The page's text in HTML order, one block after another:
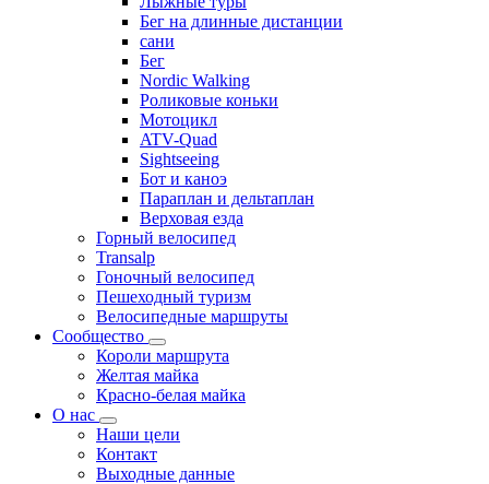
Бег на длинные дистанции
сани
Бег
Nordic Walking
Роликовые коньки
Мотоцикл
ATV-Quad
Sightseeing
Бот и каноэ
Параплан и дельтаплан
Верховая езда
Горный велосипед
Transalp
Гоночный велосипед
Пешеходный туризм
Велосипедные маршруты
Сообщество
Короли маршрута
Желтая майка
Красно-белая майка
О нас
Наши цели
Контакт
Выходные данные